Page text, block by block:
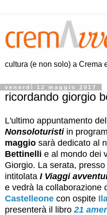
cultura (e non solo) a Crema
venerdì 12 maggio 2017
ricordando giorgio
L'ultimo appuntamento
Nonsoloturistiin
maggio sarà dedicato al
Bettinelli e al mondo dei
Giorgio. La serata,
intitolata I Viaggi
e vedrà la collaborazione
Castelleone con ospite
presenterà il libro 21